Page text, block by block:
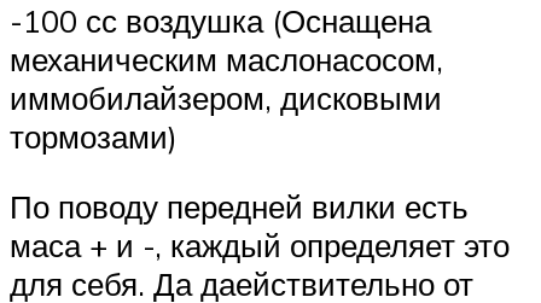
-100 сс воздушка (Оснащена
механическим маслонасосом,
иммобилайзером, дисковыми
тормозами)
По поводу передней вилки есть
маса + и -, каждый определяет это
для себя. Да даействительно от